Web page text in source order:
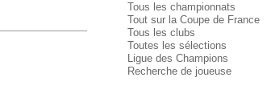
Tous les championnats
Tout sur la Coupe de France
Tous les clubs
Toutes les sélections
Ligue des Champions
Recherche de joueuse